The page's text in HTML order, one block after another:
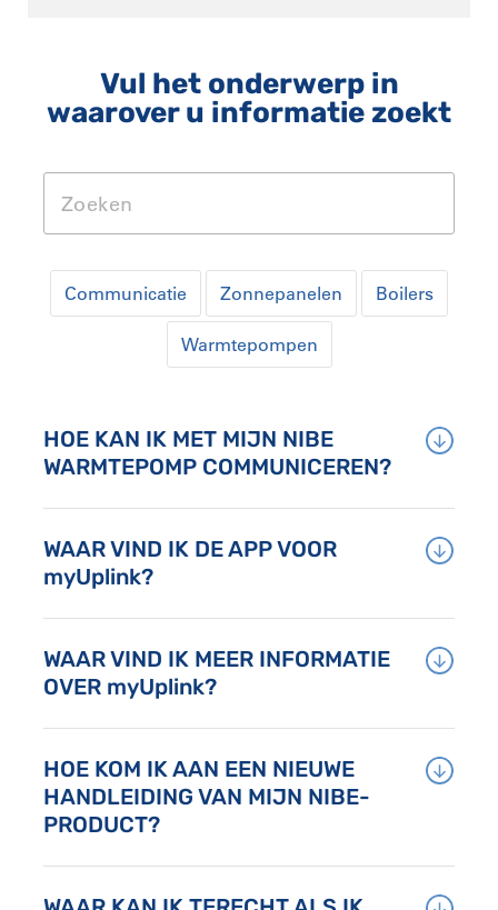
Vul het onderwerp in
waarover u informatie zoekt
Communicatie Zonnepanelen Boilers
Warmtepompen
HOE KAN IK MET MIJN NIBE
WARMTEPOMP COMMUNICEREN?
WAAR VIND IK DE APP VOOR
myUplink?
WAAR VIND IK MEER INFORMATIE
OVER myUplink?
HOE KOM IK AAN EEN NIEUWE
HANDLEIDING VAN MIJN NIBE-
PRODUCT?